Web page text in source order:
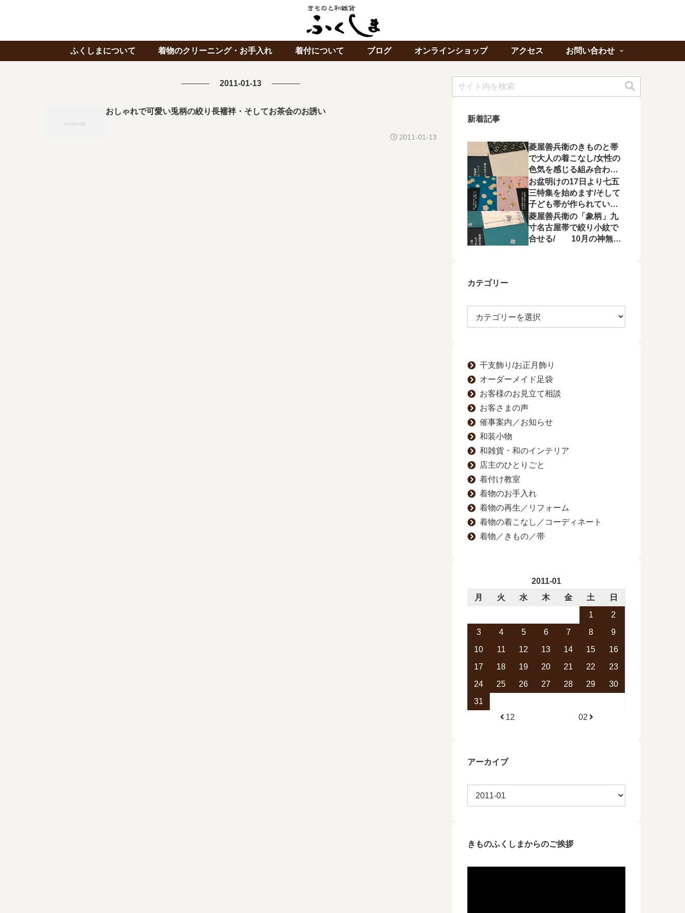
ふくしまについて 着物のクリーニング・お手入れ 着付について ブログ オンラインショップ アクセス お問い合わせ
2011-01-13
おしゃれで可愛い兎柄の絞り長襦袢・そしてお茶会のお誘い
2011-01-13
新着記事
菱屋善兵衛のきものと帯
で大人の着こなし/女性の
色気を感じる組み合わに
心が惹かれる
お盆明けの17日より七五
三特集を始めます/そして
子ども帯が作られてい状
況に不満を漏らす
菱屋善兵衛の「象柄」九
寸名古屋帯で絞り小紋で
合せる/ 10月の神無月
カテゴリー
干支飾り/お正月飾り
オーダーメイド足袋
お客様のお見立て相談
お客さまの声
催事案内／お知らせ
和装小物
和雑貨・和のインテリア
店主のひとりごと
着付け教室
着物のお手入れ
着物の再生／リフォーム
着物の着こなし／コーディネート
着物／きもの／帯
2011-01
月
火 水 木 金 土
日
1
2
3
4 5 6 7 8
9
10
11 12 13 14 15
16
17
18 19 20 21 22
23
24
25 26 27 28 29
30
31
12
02
アーカイブ
きものふくしまからのご挨拶